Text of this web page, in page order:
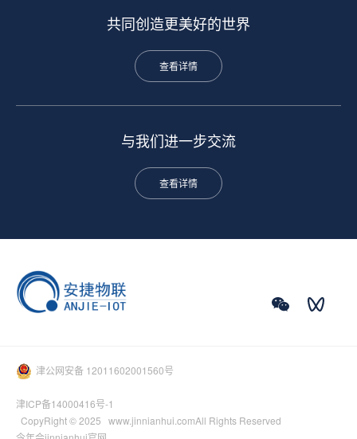
共同创造更美好的世界
查看详情
与我们进一步交流
查看详情
津公网安备 12011602001560号
津ICP备14000416号-1
CopyRight © 2025 www.jinnianhui.comAll Rights Reserved